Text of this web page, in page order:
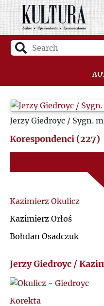
Jerzy Giedroyc / Sygn.
Korespondenci (227)
Kazimierz Orłoś
Bohdan Osadczuk
Jerzy Giedroyc /
Korekta